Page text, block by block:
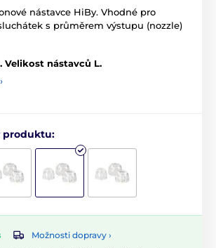
nástavce HiBy. Vhodné pro
s průměrem výstupu (nozzle)
Velikost nástavců L.
produktu:
Možnosti dopravy ›